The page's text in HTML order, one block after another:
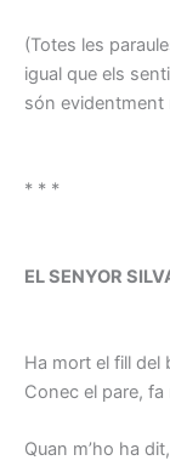
(Totes les
igual que els
són evidentment
* * *
EL SENYOR
Ha mort el fill del
Conec el pare, fa
Quan m’ho ha